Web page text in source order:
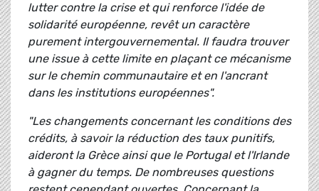
lutter contre la crise et qui renforce l'idée de
solidarité européenne, revêt un caractère
purement intergouvernemental. Il faudra trouver
une issue à cette limite en plaçant ce mécanisme
sur le chemin communautaire et en l'ancrant
dans les institutions européennes".
"Les changements concernant les conditions des
crédits, à savoir la réduction des taux punitifs,
aideront la Grèce ainsi que le Portugal et l'Irlande
à gagner du temps. De nombreuses questions